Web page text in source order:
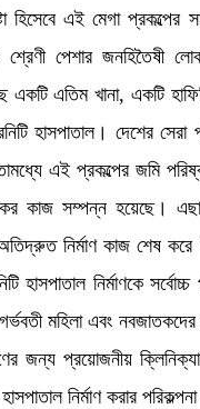
হিসেবে এই মেগা
শ্রেণী পেশার জনহিতৈষী
এতিম খানা, একটি
হাসপাতাল। দেশের
এই প্রকল্পের জমি
কাজ সম্পন্ন হয়েছে।
নির্মাণ কাজ শেষ করে
হাসপাতাল নির্মাণকে
মহিলা এবং
জন্য প্রয়োজনীয়
নির্মাণ করার